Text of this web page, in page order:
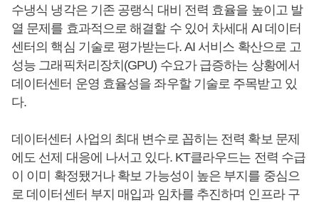
수냉식 냉각은 기존 공랭식 대비 전력 효율을 높이고 발
열 문제를 효과적으로 해결할 수 있어 차세대 AI 데이터
센터의 핵심 기술로 평가받는다. AI 서비스 확산으로 고
성능 그래픽처리장치(GPU) 수요가 급증하는 상황에서
데이터센터 운영 효율성을 좌우할 기술로 주목받고 있
다.
데이터센터 사업의 최대 변수로 꼽히는 전력 확보 문제
에도 선제 대응에 나서고 있다. KT클라우드는 전력 수급
이 이미 확정됐거나 확보 가능성이 높은 부지를 중심으
로 데이터센터 부지 매입과 임차를 추진하며 인프라 구